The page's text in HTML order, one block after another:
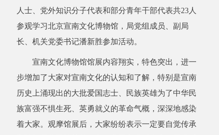
人士、党外知识分子代表和部分青年干部代表共23人
参观学习北京宣南文化博物馆，局党组成员、副局
长、机关党委书记潘新胜参加活动。
宣南文化博物馆馆展内容翔实，特色突出，进一
步增加了大家对宣南文化的认知和了解，特别是宣南
历史上涌现出的大批爱国志士、民族英雄为了中华民
族富强不惧生死、英勇就义的革命气概，深深地感染
着大家。观摩馆展后，大家纷纷表示一定要自觉传承